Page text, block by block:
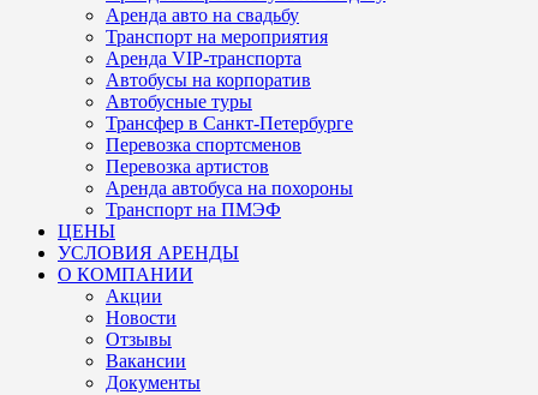
Аренда авто на свадьбу
Транспорт на мероприятия
Аренда VIP-транспорта
Автобусы на корпоратив
Автобусные туры
Трансфер в Санкт-Петербурге
Перевозка спортсменов
Перевозка артистов
Аренда автобуса на похороны
Транспорт на ПМЭФ
ЦЕНЫ
УСЛОВИЯ АРЕНДЫ
О КОМПАНИИ
Акции
Новости
Отзывы
Вакансии
Документы